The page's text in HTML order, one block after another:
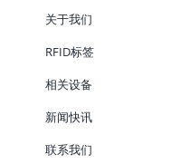
关于我们
RFID标签
相关设备
新闻快讯
联系我们